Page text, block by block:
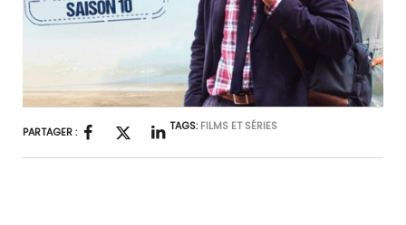
PARTAGER : TAGS:FILMS ET SÉRIES